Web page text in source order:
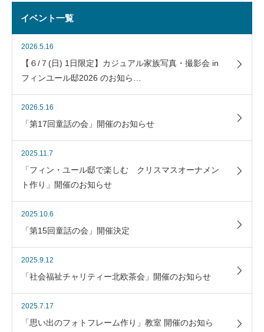
イベント一覧
2026.5.16
【６/７(日) 1日限定】カジュアル家族写真・撮影会 in
フィンユール邸2026 のお知ら…
2026.5.16
「第17回童話の会」開催のお知らせ
2025.11.7
「フィン・ユール邸で楽しむ クリスマスオーナメン
ト作り」開催のお知らせ
2025.10.6
「第15回童話の会」開催決定
2025.9.12
「社会福祉チャリティー北欧茶会」開催のお知らせ
2025.7.17
「思い出のフォトフレーム作り」教室 開催のお知ら